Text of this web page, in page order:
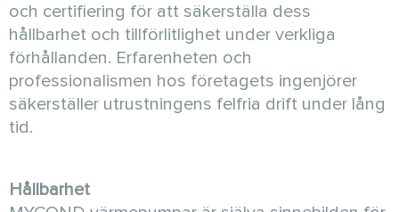
och certifiering för att säkerställa dess
hållbarhet och tillförlitlighet under verkliga
förhållanden. Erfarenheten och
professionalismen hos företagets ingenjörer
säkerställer utrustningens felfria drift under lång
tid.
Hållbarhet